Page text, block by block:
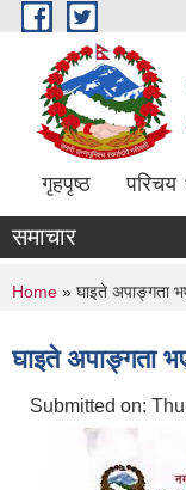
Skip to main content
गृहपृष्ठ परिचय
समाचार
You are
Home » घाइते अपाङ्गता
घाइते अपाङ्गता
Submitted on: